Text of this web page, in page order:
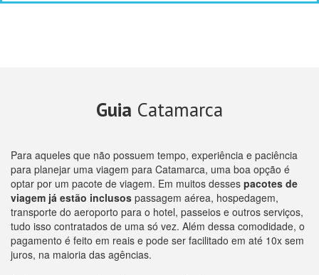
Guia Catamarca
Para aqueles que não possuem tempo, experiência e paciência
para planejar uma viagem para Catamarca, uma boa opção é
optar por um pacote de viagem. Em muitos desses pacotes de
viagem já estão inclusos passagem aérea, hospedagem,
transporte do aeroporto para o hotel, passeios e outros serviços,
tudo isso contratados de uma só vez. Além dessa comodidade, o
pagamento é feito em reais e pode ser facilitado em até 10x sem
juros, na maioria das agências.